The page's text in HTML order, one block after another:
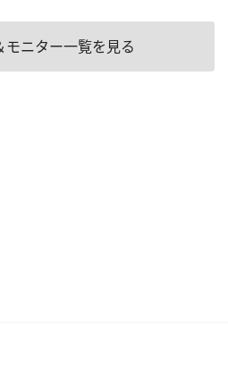
モニター一覧を見る